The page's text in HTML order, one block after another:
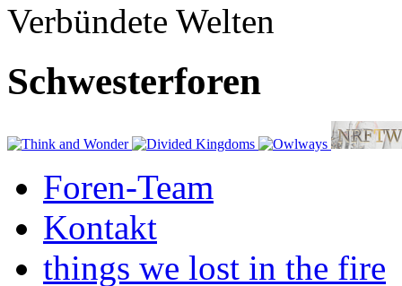
Verbündete Welten
Schwesterforen
Foren-Team
Kontakt
things we lost in the fire